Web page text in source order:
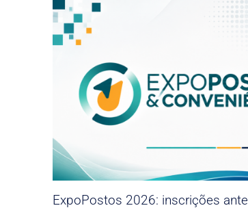
ExpoPostos 2026: inscrições